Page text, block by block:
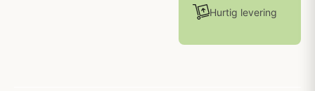
Hurtig levering